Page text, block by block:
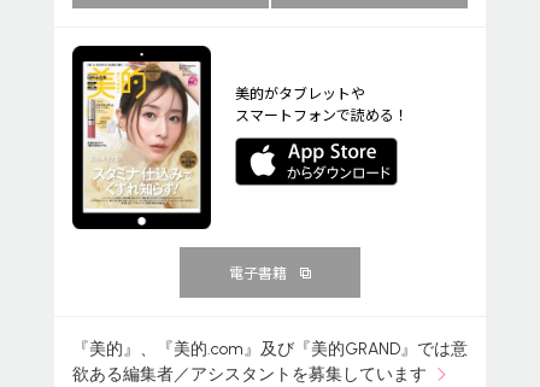
美的がタブレットや
スマートフォンで読める！
電子書籍
『美的』、『美的.com』及び『美的GRAND』では意
欲ある編集者／アシスタントを募集しています